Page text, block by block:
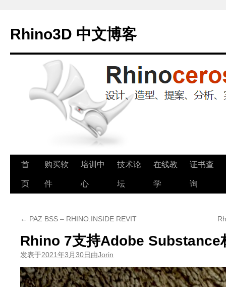
Rhino3D 中文博客
跳
至
首
页
购买软
件
培训中
心
技术论
坛
在线教
学
证书查
询
← PAZ BSS – RHINO.INSIDE REVIT
Rhino 7支持Adobe Substance
发表于2021年3月30日由Jorin